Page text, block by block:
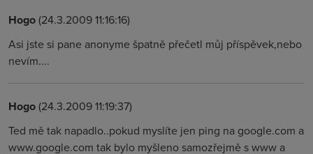
Hogo(24.3.2009 11:16:16)
Asi jste si pane anonyme špatně přečetl můj příspěvek,nebo
nevím....
Hogo(24.3.2009 11:19:37)
Ted mě tak napadlo..pokud myslíte jen ping na google.com a
www.google.com tak bylo myšleno samozřejmě s www a